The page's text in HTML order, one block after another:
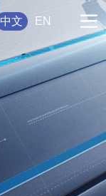
中文 EN